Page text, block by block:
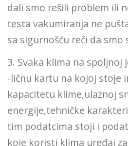
dali smo rešili problem ili
testa vakumiranja ne
sa sigurnošću reči da smo
3. Svaka klima na spoljnoj
-ličnu kartu na kojoj stoje
kapacitetu klime,ulaznoj
energije,tehničke
tim podatcima stoji i
koje koristi klima uređaj